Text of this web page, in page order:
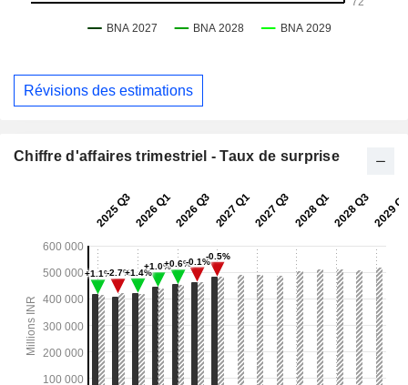
Révisions des estimations
Chiffre d'affaires trimestriel - Taux de surprise